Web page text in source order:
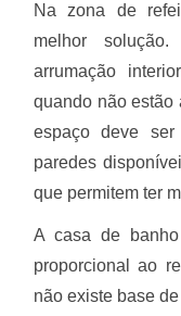
Na zona de
melhor
arrumação
quando não estão
espaço deve ser
paredes
que permitem ter
A casa de
proporcional ao
não existe base